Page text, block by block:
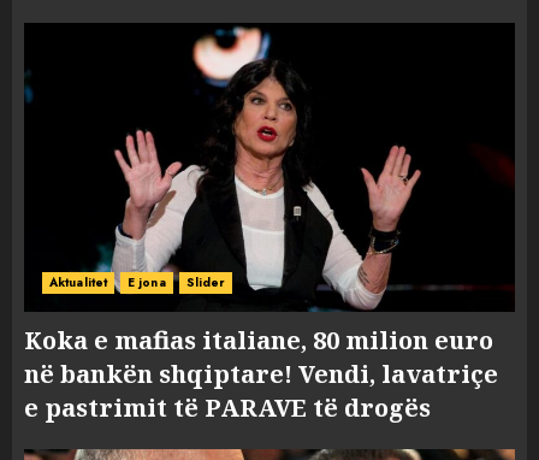
Aktualitet E jona Slider
Koka e mafias italiane, 80 milion euro
në bankën shqiptare! Vendi, lavatriçe
e pastrimit të PARAVE të drogës